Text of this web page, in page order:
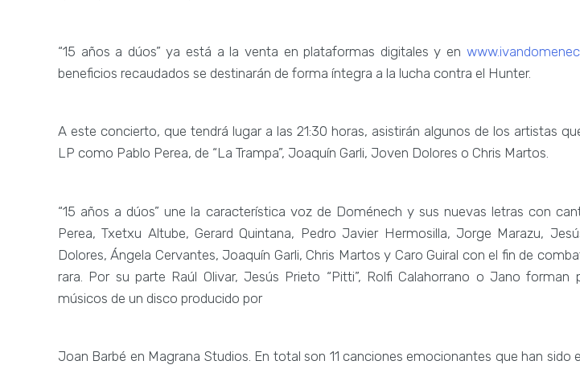
“15 años a dúos” ya está a la venta en plataformas digitales y en
beneficios recaudados se destinarán de forma íntegra a la lucha contra el Hunter.
A este concierto, que tendrá lugar a las 21:30 horas, asistirán algunos de los artistas
LP como Pablo Perea, de “La Trampa”, Joaquín Garli, Joven Dolores o Chris Martos.
“15 años a dúos” une la característica voz de Doménech y sus nuevas letras con
Perea, Txetxu Altube, Gerard Quintana, Pedro Javier Hermosilla, Jorge Marazu,
Dolores, Ángela Cervantes, Joaquín Garli, Chris Martos y Caro Guiral con el fin de
rara. Por su parte Raúl Olivar, Jesús Prieto “Pitti”, Rolfi Calahorrano o Jano forman
músicos de un disco producido por
Joan Barbé en Magrana Studios. En total son 11 canciones emocionantes que han sido